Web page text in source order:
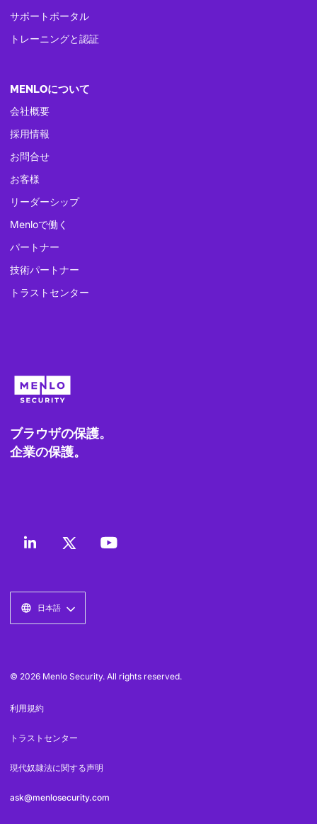
サポートポータル
トレーニングと認証
MENLOについて
会社概要
採用情報
お問合せ
お客様
リーダーシップ
Menloで働く
パートナー
技術パートナー
トラストセンター
ブラウザの保護。
企業の保護。
日本語
© 2026 Menlo Security. All rights reserved.
利用規約
トラストセンター
現代奴隷法に関する声明
ask@menlosecurity.com